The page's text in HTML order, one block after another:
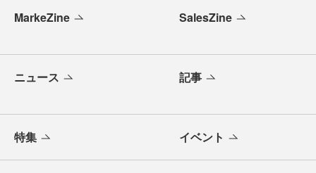
MarkeZine SalesZine
ニュース 記事
特集 イベント